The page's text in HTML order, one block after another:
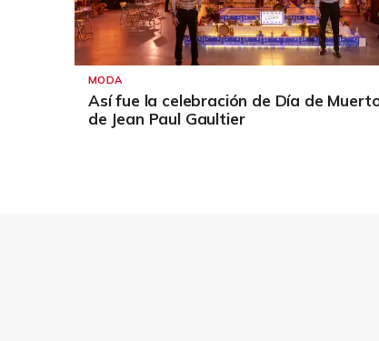
MODA
Así fue la celebración de Día de
de Jean Paul Gaultier